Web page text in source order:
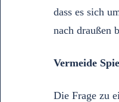
dass es sich
nach draußen
Vermeide
Die Frage zu